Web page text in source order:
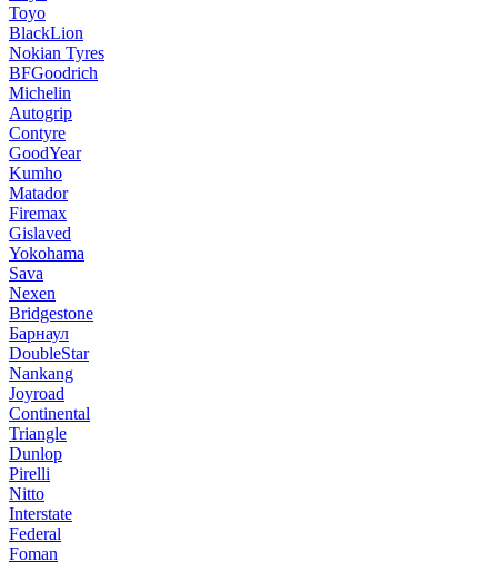
Toyo
BlackLion
Nokian Tyres
BFGoodrich
Michelin
Autogrip
Contyre
GoodYear
Kumho
Matador
Firemax
Gislaved
Yokohama
Sava
Nexen
Bridgestone
Барнаул
DoubleStar
Nankang
Joyroad
Continental
Triangle
Dunlop
Pirelli
Nitto
Interstate
Federal
Foman